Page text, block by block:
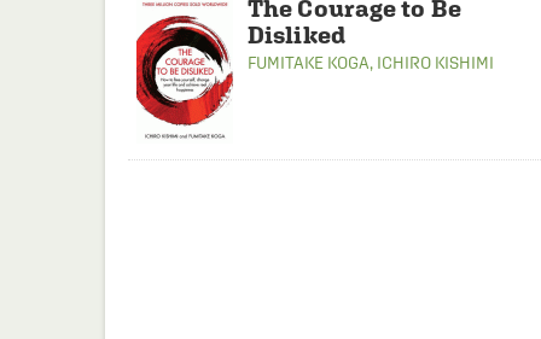
The Courage to Be
Disliked
FUMITAKE KOGA, ICHIRO KISHIMI